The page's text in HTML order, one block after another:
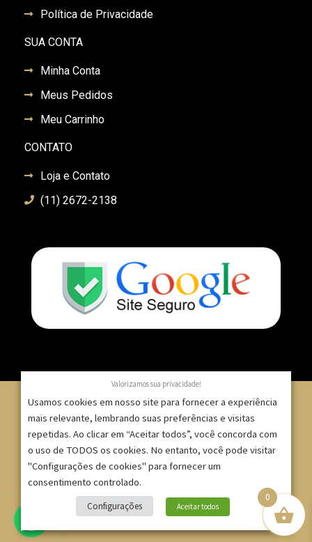
Política de Privacidade
SUA CONTA
Minha Conta
Meus Pedidos
Meu Carrinho
CONTATO
Loja e Contato
(11) 2672-2138
© 2007 – 2025 – ImpressionModaFesta | Rua Serra de
Japi, 1332 – Tatuapé – São Paulo/SP – CNPJ:
09.271.257/0001-52 |
Site criado por Bruno Gontijo
0
Valorizamos sua privacidade!
Usamos cookies em nosso site para fornecer a experiência
mais relevante, lembrando suas preferências e visitas
repetidas. Ao clicar em “Aceitar todos”, você concorda com
o uso de TODOS os cookies. No entanto, você pode visitar
"Configurações de cookies" para fornecer um
consentimento controlado.
Configurações Aceitar todos